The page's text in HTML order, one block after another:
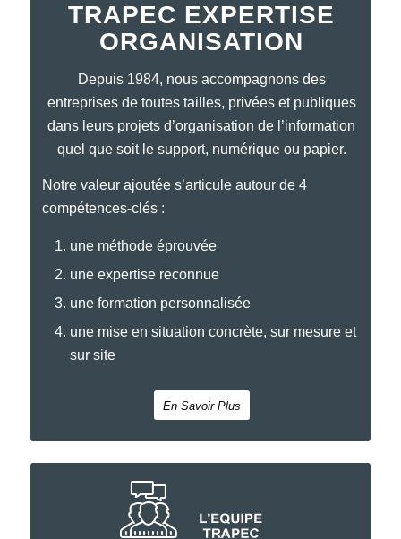
TRAPEC EXPERTISE
ORGANISATION
Depuis 1984, nous accompagnons des
entreprises de toutes tailles, privées et publiques
dans leurs projets d’organisation de l’information
quel que soit le support, numérique ou papier.
Notre valeur ajoutée s’articule autour de 4
compétences-clés :
une méthode éprouvée
une expertise reconnue
une formation personnalisée
une mise en situation concrète, sur mesure et
sur site
En Savoir Plus